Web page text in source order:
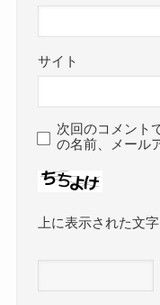
サイト
次回のコメント
の名前、メール
上に表示された文